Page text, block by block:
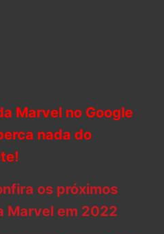
Marvel no Google
nada do
os próximos
Marvel em 2022